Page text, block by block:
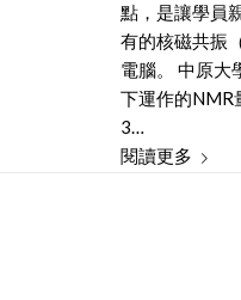
點，是讓學員
有的核磁共振
電腦。 中原大
下運作的NMR
3…
閱讀更多